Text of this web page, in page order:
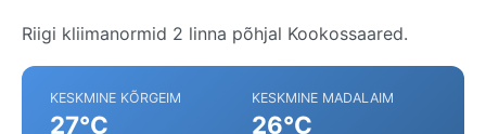
Riigi kliimanormid 2 linna põhjal Kookossaared.
KESKMINE KÕRGEIM
27°C
KESKMINE MADALAIM
26°C